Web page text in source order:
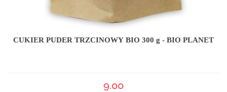
CUKIER PUDER TRZCINOWY BIO 300 g - BIO PLANET
9.00